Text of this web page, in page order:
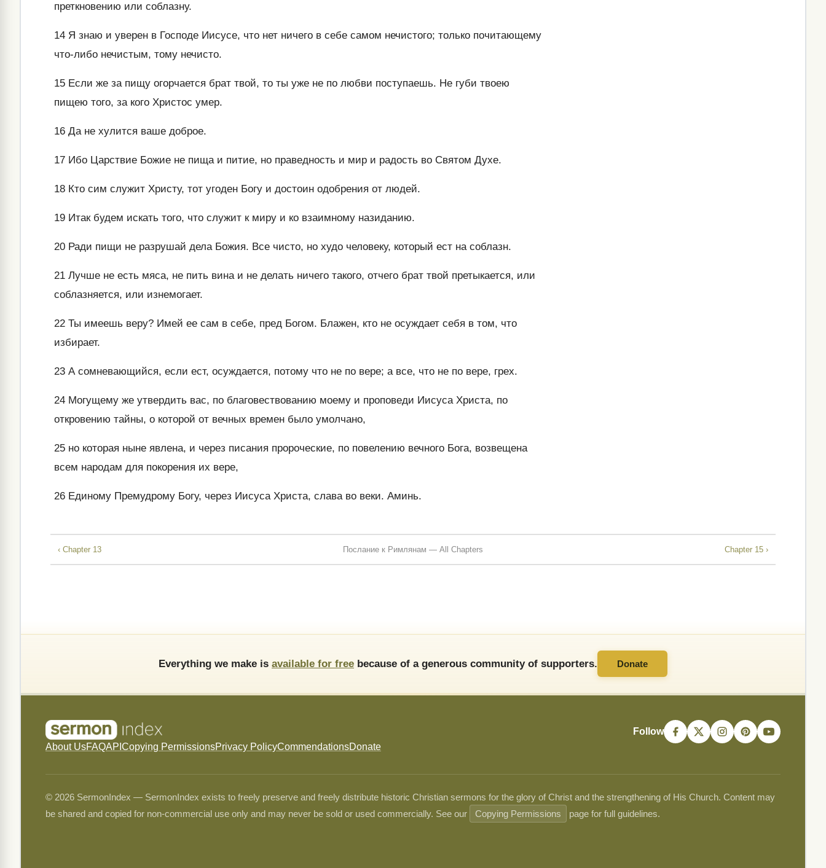
преткновению или соблазну.
14 Я знаю и уверен в Господе Иисусе, что нет ничего в себе самом нечистого; только почитающему
что-либо нечистым, тому нечисто.
15 Если же за пищу огорчается брат твой, то ты уже не по любви поступаешь. Не губи твоею
пищею того, за кого Христос умер.
16 Да не хулится ваше доброе.
17 Ибо Царствие Божие не пища и питие, но праведность и мир и радость во Святом Духе.
18 Кто сим служит Христу, тот угоден Богу и достоин одобрения от людей.
19 Итак будем искать того, что служит к миру и ко взаимному назиданию.
20 Ради пищи не разрушай дела Божия. Все чисто, но худо человеку, который ест на соблазн.
21 Лучше не есть мяса, не пить вина и не делать ничего такого, отчего брат твой претыкается, или
соблазняется, или изнемогает.
22 Ты имеешь веру? Имей ее сам в себе, пред Богом. Блажен, кто не осуждает себя в том, что
избирает.
23 А сомневающийся, если ест, осуждается, потому что не по вере; а все, что не по вере, грех.
24 Могущему же утвердить вас, по благовествованию моему и проповеди Иисуса Христа, по
откровению тайны, о которой от вечных времен было умолчано,
25 но которая ныне явлена, и через писания пророческие, по повелению вечного Бога, возвещена
всем народам для покорения их вере,
26 Единому Премудрому Богу, через Иисуса Христа, слава во веки. Аминь.
‹ Chapter 13 Послание к Римлянам — All Chapters Chapter 15 ›
Everything we make is available for free because of a generous community of supporters. Donate
About UsFAQAPI Copying PermissionsPrivacy PolicyCommendationsDonate
Follow
© 2026 SermonIndex — SermonIndex exists to freely preserve and freely distribute historic Christian sermons for the glory of Christ and the strengthening of His Church. Content may
be shared and copied for non-commercial use only and may never be sold or used commercially. See our
Copying Permissions page for full guidelines.